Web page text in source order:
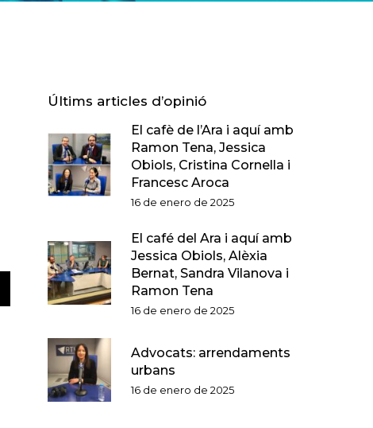
Últims articles d’opinió
El cafè de l’Ara i aquí amb
Ramon Tena, Jessica
Obiols, Cristina Cornella i
Francesc Aroca
16 de enero de 2025
El café del Ara i aquí amb
Jessica Obiols, Alèxia
Bernat, Sandra Vilanova i
Ramon Tena
16 de enero de 2025
Advocats: arrendaments
urbans
16 de enero de 2025